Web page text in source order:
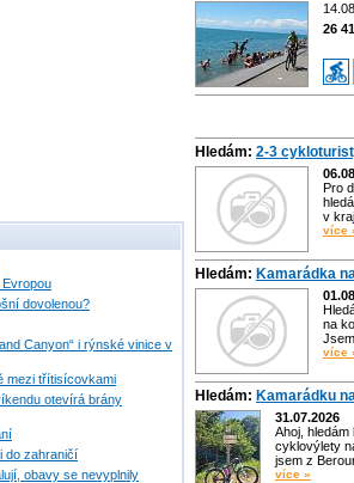
dovolenou?
Canyon“ i rýnské vinice v
mezi třítisícovkami
otevírá brány
do zahraničí
obavy se nevyplnily
26
Hledám: 2-3
Pro
v
více
Hledám: Kamarádka
na
více
Hledám: Kamarádku
31.07.2026
Ahoj,
cyklovýlety
jsem z
více »